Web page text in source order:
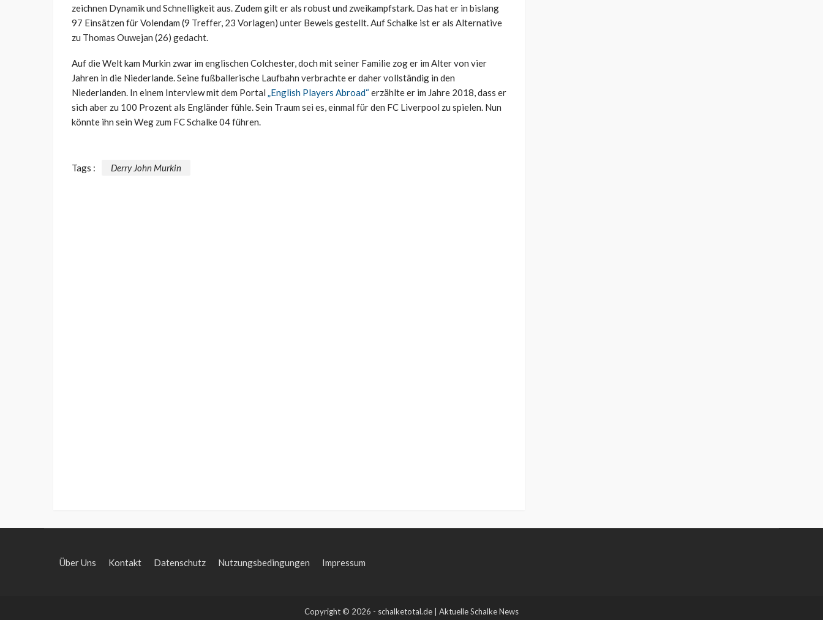
zeichnen Dynamik und Schnelligkeit aus. Zudem gilt er als robust und zweikampfstark. Das hat er in bislang
97 Einsätzen für Volendam (9 Treffer, 23 Vorlagen) unter Beweis gestellt. Auf Schalke ist er als Alternative
zu Thomas Ouwejan (26) gedacht.
Auf die Welt kam Murkin zwar im englischen Colchester, doch mit seiner Familie zog er im Alter von vier
Jahren in die Niederlande. Seine fußballerische Laufbahn verbrachte er daher vollständig in den
Niederlanden. In einem Interview mit dem Portal „English Players Abroad“erzählte er im Jahre 2018, dass er
sich aber zu 100 Prozent als Engländer fühle. Sein Traum sei es, einmal für den FC Liverpool zu spielen. Nun
könnte ihn sein Weg zum FC Schalke 04 führen.
Tags : Derry John Murkin
Über Uns Kontakt Datenschutz Nutzungsbedingungen Impressum
Copyright © 2026 - schalketotal.de | Aktuelle Schalke News